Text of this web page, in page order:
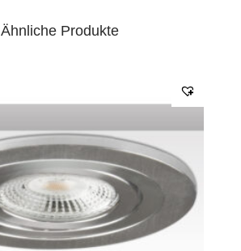
Ähnliche Produkte